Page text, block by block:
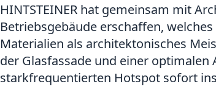
HINTSTEINER hat gemeinsam mit
Betriebsgebäude erschaffen,
Materialien als architektonisches
der Glasfassade und einer
starkfrequentierten Hotspot sofort